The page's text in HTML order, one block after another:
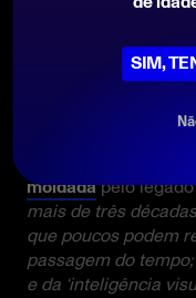
plataforma Free-
e um showroom ao
parceiros, com
moldadapelo
mais de três
que poucos podem
passagem do
e da ‘inteligência
SIM,